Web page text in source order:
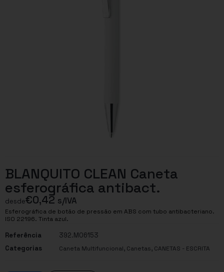
BLANQUITO CLEAN Caneta
esferográfica antibact.
desde€0,42 s/IVA
Esferográfica de botão de pressão em ABS com tubo antibacteriano.
ISO 22196. Tinta azul.
Referência
392.MO6153
Categorias
Caneta Multifuncional, Canetas, CANETAS - ESCRITA